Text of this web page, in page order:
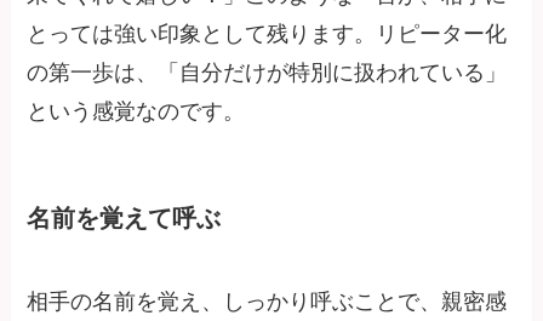
とっては強い印象として残ります。リピーター化
の第一歩は、「自分だけが特別に扱われている」
という感覚なのです。
名前を覚えて呼ぶ
相手の名前を覚え、しっかり呼ぶことで、親密感